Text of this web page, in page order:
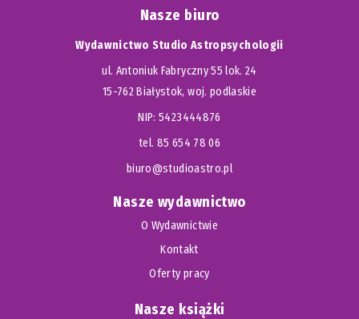
Nasze biuro
Wydawnictwo Studio Astropsychologii
ul. Antoniuk Fabryczny 55 lok. 24
15-762 Białystok, woj. podlaskie
NIP: 5423444876
tel. 85 654 78 06
biuro@studioastro.pl
Nasze wydawnictwo
O Wydawnictwie
Kontakt
Oferty pracy
Nasze książki